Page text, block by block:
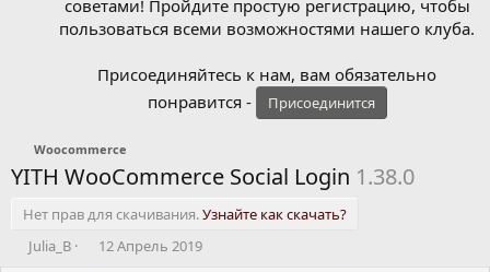
советами! Пройдите простую регистрацию, чтобы
пользоваться всеми возможностями нашего клуба.
Присоединяйтесь к нам, вам обязательно
понравится -
Присоединится
Woocommerce
YITH WooCommerce Social Login 1.38.0
Нет прав для скачивания.Узнайте как скачать?
А
Julia_B
Д12 Апрель 2019